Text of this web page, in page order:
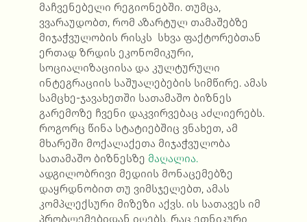
მაჩვენებელი რეგიონებში. თუმცა,
ვვარაუდობთ, რომ აზარტულ თამაშებზე
მიჯაჭვულობის რისკს სხვა ფაქტორებთან
ერთად ზრდის ეკონომიკური,
სოციალიზაციისა და კულტურული
ინტეგრაციის საშუალებების სიმწირე. ამას
სამცხე-ჯავახეთში სათამაშო ბიზნეს
გარემოზე ჩვენი დაკვირვებაც აძლიერებს.
როგორც წინა სტატიებშიც ვნახეთ, ამ
მხარეში მოქალაქეთა მიჯაჭვულობა
სათამაშო ბიზნესზე მაღალია.
ადგილობრივი მედიის მონაცემებზე
დაყრდნობით თუ ვიმსჯელებთ, ამას
კომპლექსური მიზეზი აქვს. ის სათავეს იმ
პრობლემებიდან იღებს, რაც ეთნიკური